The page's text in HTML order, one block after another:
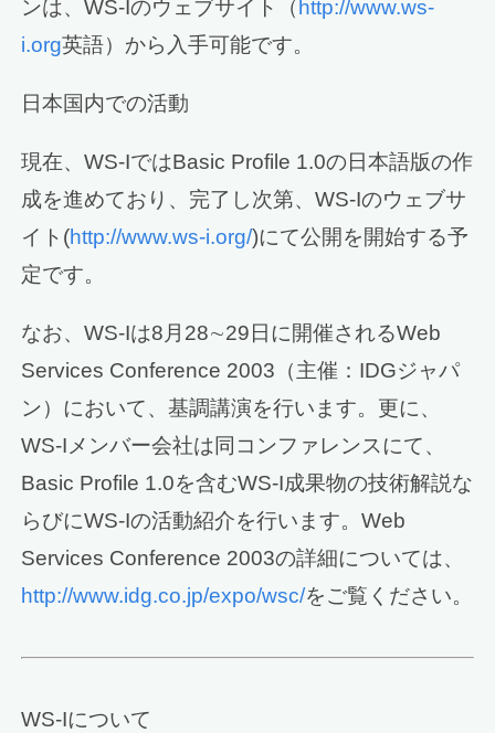
ンは、WS-Iのウェブサイト（http://www.ws-
i.org英語）から入手可能です。
日本国内での活動
現在、WS-IではBasic Profile 1.0の日本語版の作
成を進めており、完了し次第、WS-Iのウェブサ
イト(http://www.ws-i.org/)にて公開を開始する予
定です。
なお、WS-Iは8月28∼29日に開催されるWeb
Services Conference 2003（主催：IDGジャパ
ン）において、基調講演を行います。更に、
WS-Iメンバー会社は同コンファレンスにて、
Basic Profile 1.0を含むWS-I成果物の技術解説な
らびにWS-Iの活動紹介を行います。Web
Services Conference 2003の詳細については、
http://www.idg.co.jp/expo/wsc/をご覧ください。
WS-Iについて